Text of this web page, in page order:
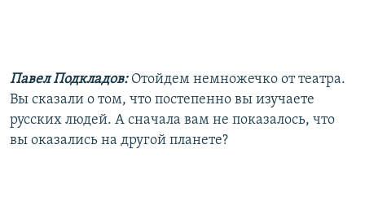
Павел Подкладов: Отойдем немножечко от театра.
Вы сказали о том, что постепенно вы изучаете
русских людей. А сначала вам не показалось, что
вы оказались на другой планете?